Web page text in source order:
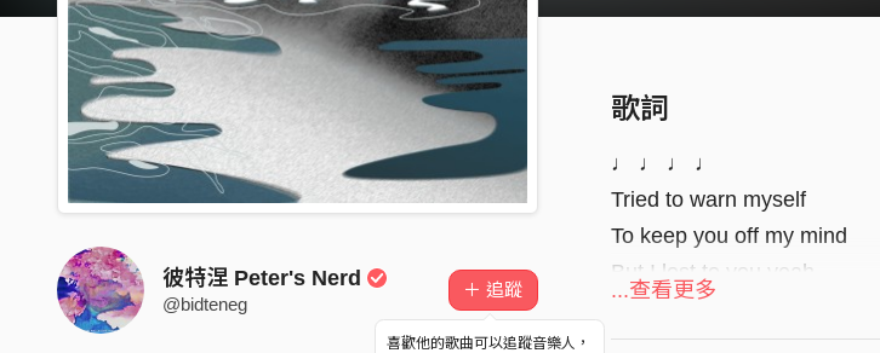
彼特涅 Peter's Nerd
@bidteneg
＋ 追蹤
喜歡他的歌曲可以追蹤音樂人，
歌詞
♩ ♩ ♩ ♩
Tried to warn myself
To keep you off my mind
But I lost to you yeah
...查看更多